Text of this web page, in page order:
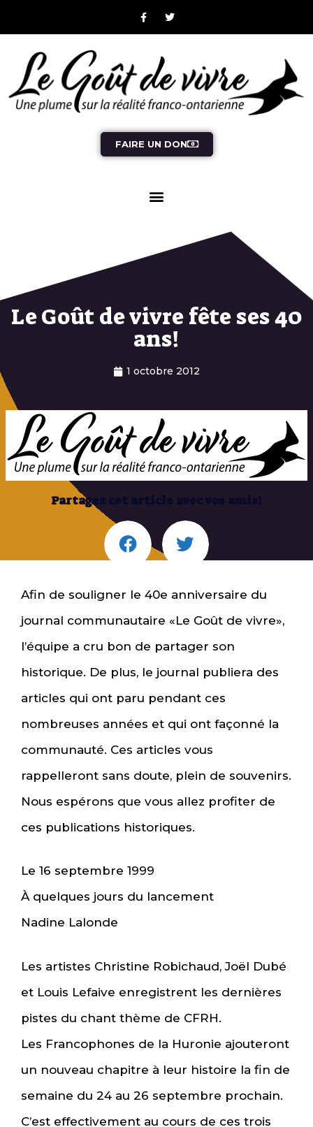
FAIRE UN DON
Le Goût de vivre fête ses 40
ans!
1 octobre 2012
Partagez cet article avec vos amis!
Afin de souligner le 40e anniversaire du
journal communautaire «Le Goût de vivre»,
l’équipe a cru bon de partager son
historique. De plus, le journal publiera des
articles qui ont paru pendant ces
nombreuses années et qui ont façonné la
communauté. Ces articles vous
rappelleront sans doute, plein de souvenirs.
Nous espérons que vous allez profiter de
ces publications historiques.
Le 16 septembre 1999
À quelques jours du lancement
Nadine Lalonde
Les artistes Christine Robichaud, Joël Dubé
et Louis Lefaive enregistrent les dernières
pistes du chant thème de CFRH.
Les Francophones de la Huronie ajouteront
un nouveau chapitre à leur histoire la fin de
semaine du 24 au 26 septembre prochain.
C’est effectivement au cours de ces trois